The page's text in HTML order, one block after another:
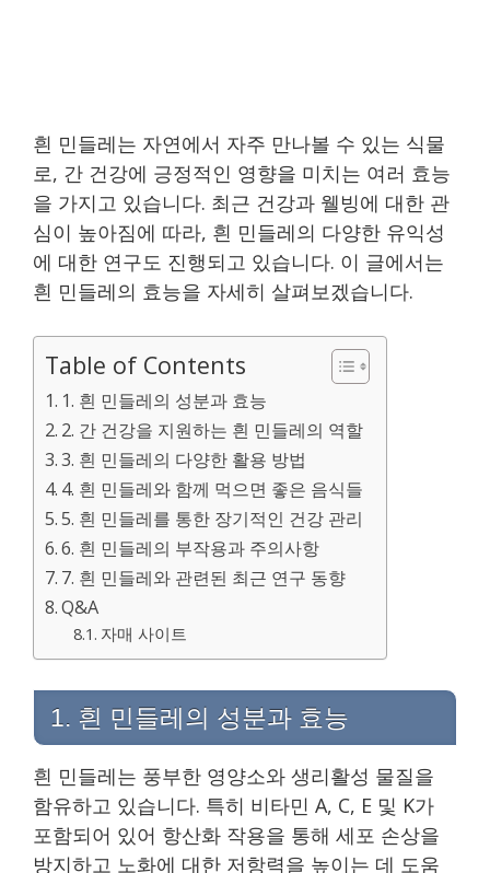
흰 민들레는 자연에서 자주 만나볼 수 있는 식물
로, 간 건강에 긍정적인 영향을 미치는 여러 효능
을 가지고 있습니다. 최근 건강과 웰빙에 대한 관
심이 높아짐에 따라, 흰 민들레의 다양한 유익성
에 대한 연구도 진행되고 있습니다. 이 글에서는
흰 민들레의 효능을 자세히 살펴보겠습니다.
Table of Contents
1. 흰 민들레의 성분과 효능
2. 간 건강을 지원하는 흰 민들레의 역할
3. 흰 민들레의 다양한 활용 방법
4. 흰 민들레와 함께 먹으면 좋은 음식들
5. 흰 민들레를 통한 장기적인 건강 관리
6. 흰 민들레의 부작용과 주의사항
7. 흰 민들레와 관련된 최근 연구 동향
Q&A
자매 사이트
1. 흰 민들레의 성분과 효능
흰 민들레는 풍부한 영양소와 생리활성 물질을
함유하고 있습니다. 특히 비타민 A, C, E 및 K가
포함되어 있어 항산화 작용을 통해 세포 손상을
방지하고 노화에 대한 저항력을 높이는 데 도움